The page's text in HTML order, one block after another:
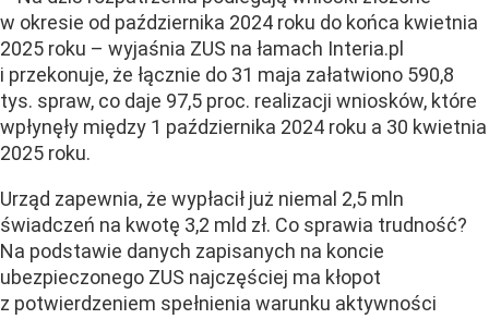
w okresie od października 2024 roku do końca kwietnia
2025 roku – wyjaśnia ZUS na łamach Interia.pl
i przekonuje, że łącznie do 31 maja załatwiono 590,8
tys. spraw, co daje 97,5 proc. realizacji wniosków, które
wpłynęły między 1 października 2024 roku a 30 kwietnia
2025 roku.
Urząd zapewnia, że wypłacił już niemal 2,5 mln
świadczeń na kwotę 3,2 mld zł. Co sprawia trudność?
Na podstawie danych zapisanych na koncie
ubezpieczonego ZUS najczęściej ma kłopot
z potwierdzeniem spełnienia warunku aktywności